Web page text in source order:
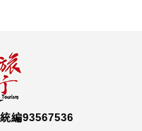
編93567536